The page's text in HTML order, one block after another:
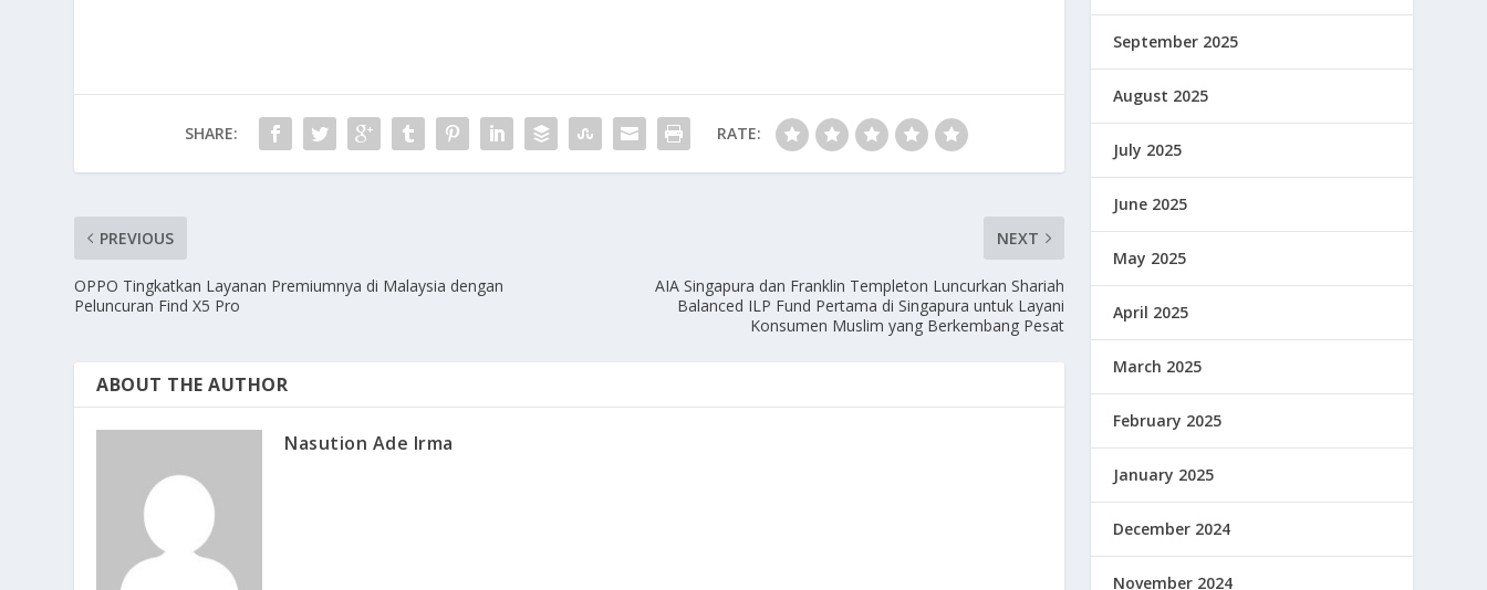
SHARE: RATE:
PREVIOUS
OPPO Tingkatkan Layanan Premiumnya di Malaysia dengan
Peluncuran Find X5 Pro
NEXT
AIA Singapura dan Franklin Templeton Luncurkan Shariah
Balanced ILP Fund Pertama di Singapura untuk Layani
Konsumen Muslim yang Berkembang Pesat
ABOUT THE AUTHOR
Nasution Ade Irma
September 2025
August 2025
July 2025
June 2025
May 2025
April 2025
March 2025
February 2025
January 2025
December 2024
November 2024